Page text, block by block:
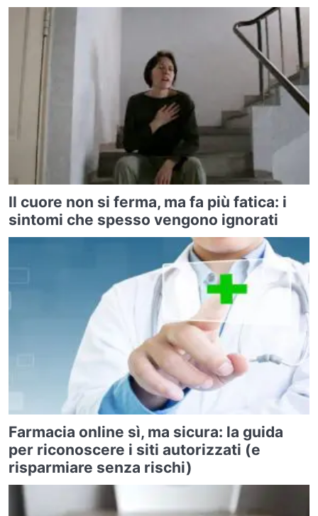
Il cuore non si ferma, ma fa più fatica: i
sintomi che spesso vengono ignorati
Farmacia online sì, ma sicura: la guida
per riconoscere i siti autorizzati (e
risparmiare senza rischi)